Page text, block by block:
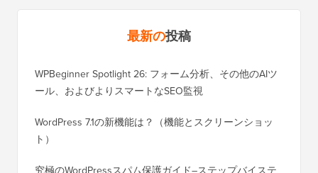
最新の投稿
WPBeginner Spotlight 26: フォーム分析、その他のAIツ
ール、およびよりスマートなSEO監視
WordPress 7.1の新機能は？（機能とスクリーンショッ
ト）